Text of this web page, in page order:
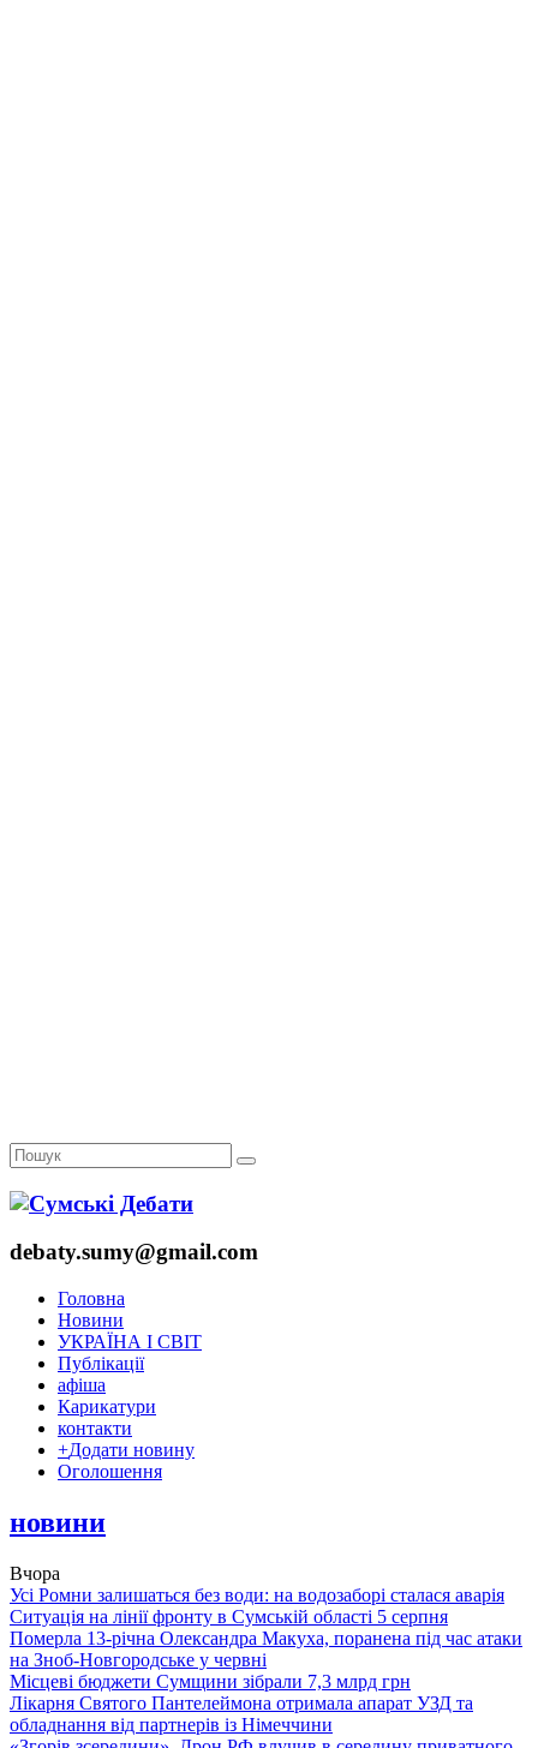
debaty.sumy@gmail.com
Головна
Новини
УКРАЇНА І СВІТ
Публікації
афіша
Карикатури
контакти
+Додати новину
Оголошення
новини
Вчора
Усі Ромни залишаться без води: на водозаборі сталася аварія
Ситуація на лінії фронту в Сумській області 5 серпня
Померла 13-річна Олександра Макуха, поранена під час атаки
на Зноб-Новгородське у червні
Місцеві бюджети Сумщини зібрали 7,3 млрд грн
Лікарня Святого Пантелеймона отримала апарат УЗД та
обладнання від партнерів із Німеччини